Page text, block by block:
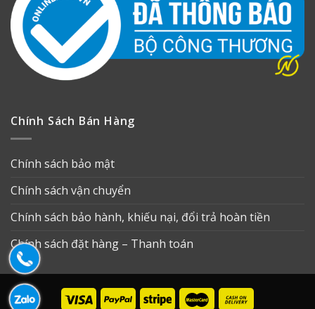
Chính Sách Bán Hàng
Chính sách bảo mật
Chính sách vận chuyển
Chính sách bảo hành, khiếu nại, đổi trả hoàn tiền
Chính sách đặt hàng – Thanh toán